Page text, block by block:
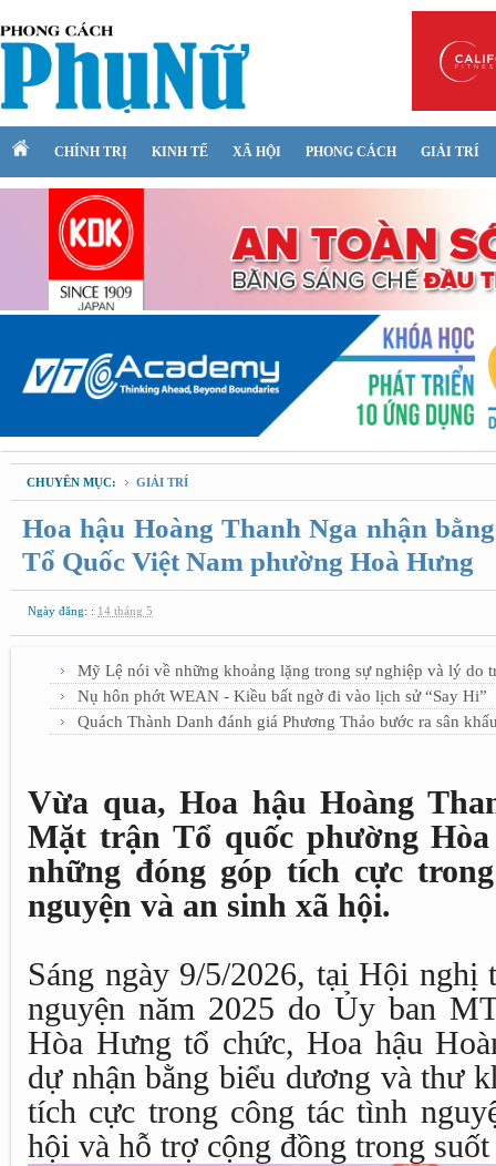
CHÍNH TRỊ KINH TẾ XÃ HỘI PHONG CÁCH GIẢI TRÍ
CHUYÊN MỤC: GIẢI TRÍ
Hoa hậu Hoàng Thanh Nga nhận
Tổ Quốc Việt Nam phường Hoà Hưng
Ngày đăng: : 14 tháng 5
Mỹ Lệ nói về những khoảng lặng trong sự nghiệp và lý do
Nụ hôn phớt WEAN - Kiều bất ngờ đi vào lịch sử “Say Hi”
Quách Thành Danh đánh giá Phương Thảo bước ra sân
Vừa qua, Hoa hậu Hoàng
Mặt trận Tổ quốc phường
những đóng góp tích cực
nguyện và an sinh xã hội.
Sáng ngày 9/5/2026, tại Hội nghị
nguyện năm 2025 do Ủy ban
Hòa Hưng tổ chức, Hoa hậu
dự nhận bằng biểu dương và thư
tích cực trong công tác tình
hội và hỗ trợ cộng đồng trong